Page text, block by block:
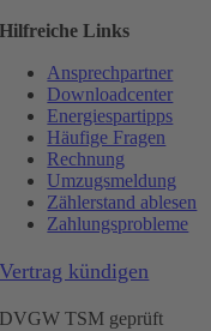
Hilfreiche Links
Ansprechpartner
Downloadcenter
Energiespartipps
Häufige Fragen
Rechnung
Umzugsmeldung
Zählerstand ablesen
Zahlungsprobleme
Vertrag kündigen
DVGW TSM geprüft